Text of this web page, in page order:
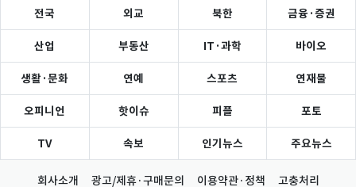
전국 외교 북한 금융·증권
산업 부동산 IT·과학 바이오
생활·문화 연예 스포츠 연재물
오피니언 핫이슈 피플 포토
TV 속보 인기뉴스 주요뉴스
회사소개 광고/제휴·구매문의 이용약관·정책 고충처리